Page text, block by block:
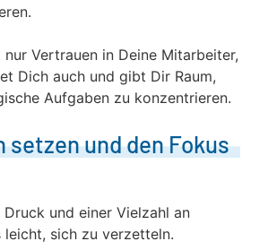
Vertrauen in Deine Mitarbeiter,
Dich auch und gibt Dir Raum,
Aufgaben zu konzentrieren.
und den Fokus
und einer Vielzahl an
sich zu verzetteln.